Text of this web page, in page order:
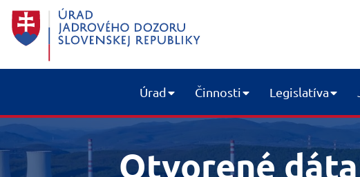
Úrad Činnosti Legislatíva
Otvorené dáta